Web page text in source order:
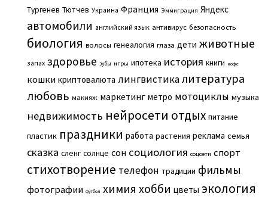
Тургенев Тютчев Украина Франция Эммиграция Яндекс
автомобили английский язык антивирус безопасность
биология волосы генеалогия глаза дети животные
запах здоровье зубы игры ипотека история книги кофе
кошки криптовалюта лингвистикалитература
любовь макияж маркетинг метро мотоциклы музыка
недвижимость нейросети отдых питание
пластик праздники работа растения реклама семья
сказка сленг солнце сон социология соцсети спорт
стихотворение телефон традиции фильмы
фотографии футбол химия хобби цветы экология